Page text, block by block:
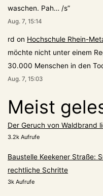
waschen. Pah… /s”
Aug. 7, 15:14
rd on Hochschule Rhein-
möchte nicht unter einem
30.000 Menschen in den
Aug. 7, 15:03
Meist
Der Geruch von Waldbrand
3.2k Aufrufe
Baustelle Keekener Straße:
rechtliche Schritte
3k Aufrufe